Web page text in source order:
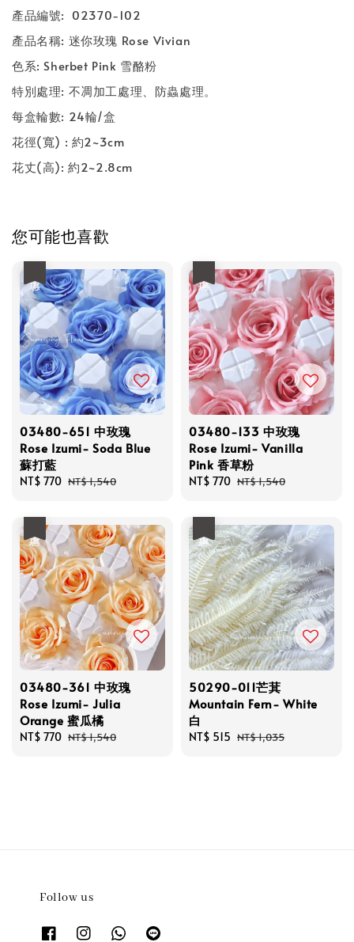
產品編號: 02370-102
產品名稱: 迷你玫瑰 Rose Vivian
色系: Sherbet Pink 雪酪粉
特別處理: 不凋加工處理、防蟲處理。
每盒輪數: 24輪/盒
花徑(寬) : 約2~3cm
花丈(高): 約2~2.8cm
您可能也喜歡
03480-651 中玫瑰
Rose Izumi- Soda Blue
蘇打藍
Sale
NT$ 770 Regular
NT$ 1,540
03480-133 中玫瑰
Rose Izumi- Vanilla
Pink 香草粉
Sale
NT$ 770 Regular
NT$ 1,540
03480-361 中玫瑰
Rose Izumi- Julia
Orange 蜜瓜橘
Sale
NT$ 770 Regular
NT$ 1,540
50290-011芒萁
Mountain Fern- White
白
Sale
NT$ 515 Regular
NT$ 1,035
Follow us